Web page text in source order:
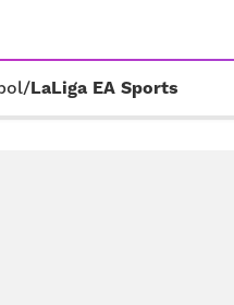
/LaLiga EA Sports